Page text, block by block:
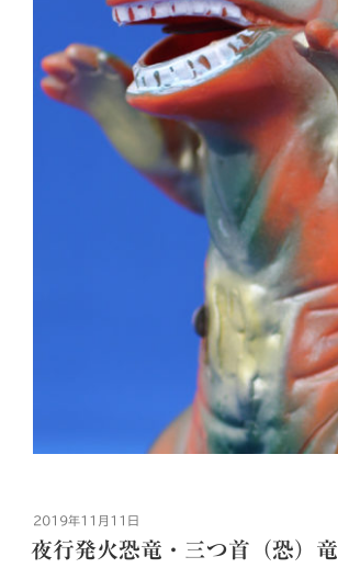
投
稿
日:
2019年11月11日
夜行発火恐竜・三つ首（恐）竜